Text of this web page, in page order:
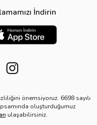
İndirin
önemsiyoruz. 6698 sayılı
oluşturduğumuz
ulaşabilirsiniz.